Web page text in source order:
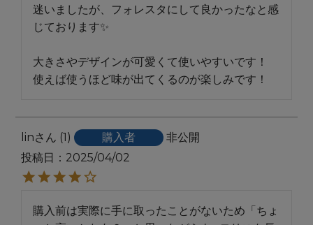
迷いましたが、フォレスタにして良かったなと感
じております✨️
大きさやデザインが可愛くて使いやすいです！
lin 1 購入者
非公開
投稿日
2025/04/02
購入前は実際に手に取ったことがないため「ちょ